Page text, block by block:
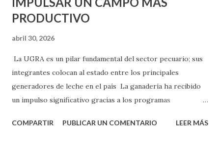
PRODUCTIVO
abril 30, 2026
La UGRA es un pilar fundamental del sector pecuario; sus
integrantes colocan al estado entre los principales
generadores de leche en el país La ganadería ha recibido
un impulso significativo gracias a los programas
muestra de su respaldo firme y decidido al campo, la
COMPARTIR PUBLICAR UN COMENTARIO LEER MÁS